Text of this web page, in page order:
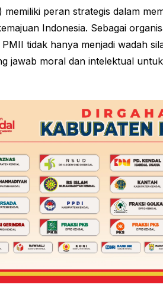
memiliki peran strategis dalam
Indonesia. Sebagai
tidak hanya menjadi wadah
jawab moral dan intelektual